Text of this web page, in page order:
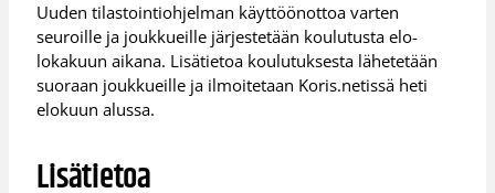
Uuden tilastointiohjelman käyttöönottoa varten
seuroille ja joukkueille järjestetään koulutusta elo-
lokakuun aikana. Lisätietoa koulutuksesta lähetetään
suoraan joukkueille ja ilmoitetaan Koris.netissä heti
elokuun alussa.
Lisätietoa